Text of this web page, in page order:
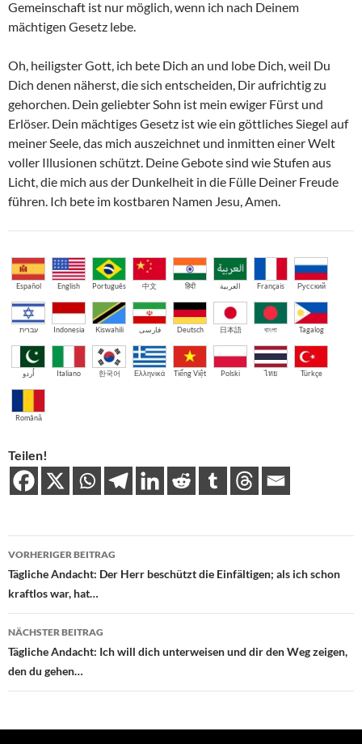
Gemeinschaft ist nur möglich, wenn ich nach Deinem
mächtigen Gesetz lebe.
Oh, heiligster Gott, ich bete Dich an und lobe Dich, weil Du
Dich denen näherst, die sich entscheiden, Dir aufrichtig zu
gehorchen. Dein geliebter Sohn ist mein ewiger Fürst und
Erlöser. Dein mächtiges Gesetz ist wie ein göttliches Siegel auf
meiner Seele, das mich auszeichnet und inmitten einer Welt
voller Illusionen schützt. Deine Gebote sind wie Stufen aus
Licht, die mich aus der Dunkelheit in die Fülle Deiner Freude
führen. Ich bete im kostbaren Namen Jesu, Amen.
Español English Português 中文 हिंदी العربية Français Русский
עברית Indonesia Kiswahili فارسی Deutsch 日本語 বাংলা Tagalog
اُردو Italiano 한국어 Ελληνικά Tiếng Việt Polski ไทย Türkçe
Română
Teilen!
Beitragsnavigation
VORHERIGER BEITRAG
Tägliche Andacht: Der Herr beschützt die Einfältigen; als ich schon
kraftlos war, hat…
NÄCHSTER BEITRAG
Tägliche Andacht: Ich will dich unterweisen und dir den Weg zeigen,
den du gehen…